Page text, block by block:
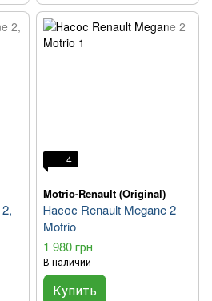
4
Motrio-Renault (Original)
Насос Renault Megane 2
Motrio
1 980 грн
В наличии
Купить